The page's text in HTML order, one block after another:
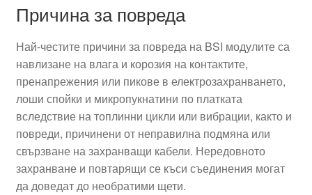
Причина за повреда
Най-честите причини за повреда на BSI модулите са
навлизане на влага и корозия на контактите,
пренапрежения или пикове в електрозахранването,
лоши спойки и микропукнатини по платката
вследствие на топлинни цикли или вибрации, както и
повреди, причинени от неправилна подмяна или
свързване на захранващи кабели. Нередовното
захранване и повтарящи се къси съединения могат
да доведат до необратими щети.